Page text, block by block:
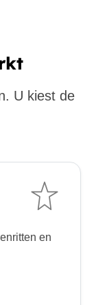
U kiest de
en